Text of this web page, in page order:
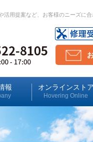
用提案など、お客様のニーズに合
報 オンラインストア
Hovering Online